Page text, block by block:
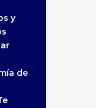
y
de